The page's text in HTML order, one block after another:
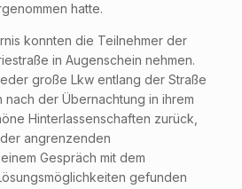
hatte.
konnten die Teilnehmer der
in Augenschein nehmen.
große Lkw entlang der Straße
nach der Übernachtung in ihrem
Hinterlassenschaften zurück,
angrenzenden
Gespräch mit dem
gefunden